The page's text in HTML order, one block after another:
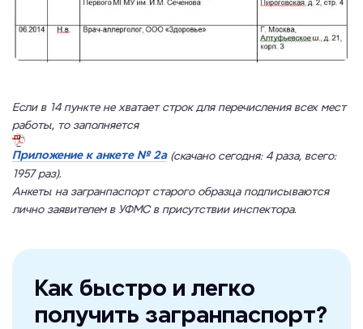
Если в 14 пункте не хватает строк для перечисления всех мест
работы, то заполняется
Приложение к анкете № 2а(скачано сегодня: 4 раза, всего:
1957 раз).
Анкеты на загранпаспорт старого образца подписываются
лично заявителем в УФМС в присутствии инспектора.
Как быстро и легко
получить загранпаспорт?